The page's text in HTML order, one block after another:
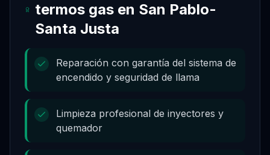
termos gas en San Pablo-
Santa Justa
Reparación con garantía del sistema de
encendido y seguridad de llama
Limpieza profesional de inyectores y
quemador